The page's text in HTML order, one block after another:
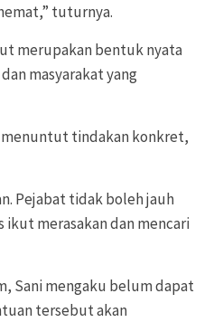
tuturnya.
merupakan bentuk nyata
masyarakat yang
menuntut tindakan konkret,
Pejabat tidak boleh jauh
ikut merasakan dan mencari
Sani mengaku belum dapat
tersebut akan